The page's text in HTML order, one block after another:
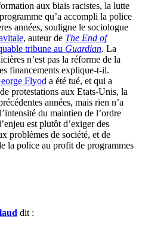
aux biais racistes, la lutte
qu’a accompli la police
années, souligne le sociologue
, auteur de The End of
tribune au Guardian. La
n’est pas la réforme de la
financements explique-t-il.
Flyod a été tué, et qui a
protestations aux Etats-Unis, la
années, mais rien n’a
du maintien de l’ordre
est plutôt d’exiger des
problèmes de société, et de
la police au profit de programmes
dit :